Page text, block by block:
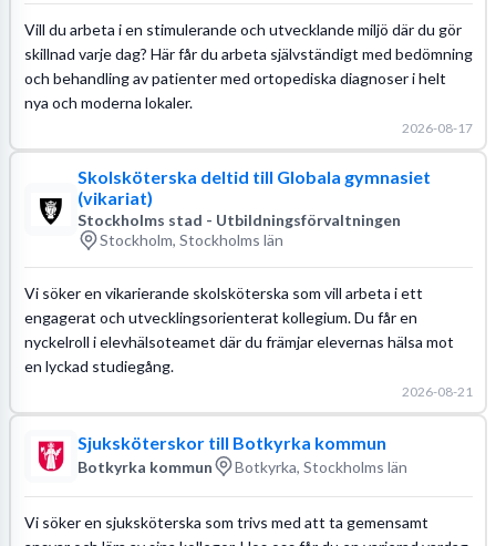
Vill du arbeta i en stimulerande och utvecklande miljö där du gör
skillnad varje dag? Här får du arbeta självständigt med bedömning
och behandling av patienter med ortopediska diagnoser i helt
nya och moderna lokaler.
2026-08-17
Skolsköterska deltid till Globala gymnasiet
(vikariat)
Stockholms stad - Utbildningsförvaltningen
Stockholm, Stockholms län
Vi söker en vikarierande skolsköterska som vill arbeta i ett
engagerat och utvecklingsorienterat kollegium. Du får en
nyckelroll i elevhälsoteamet där du främjar elevernas hälsa mot
en lyckad studiegång.
2026-08-21
Sjuksköterskor till Botkyrka kommun
Botkyrka kommun Botkyrka, Stockholms län
Vi söker en sjuksköterska som trivs med att ta gemensamt